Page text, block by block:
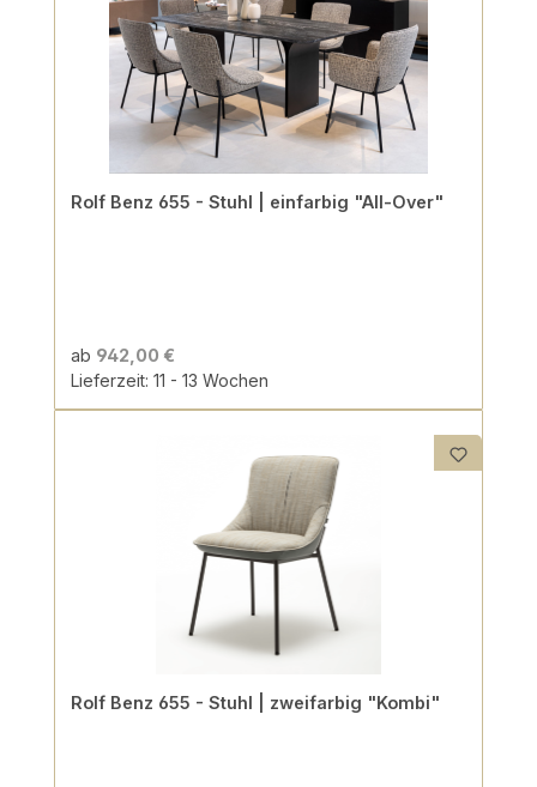
Rolf Benz 655 - Stuhl | einfarbig "All-Over"
ab 942,00 €
Lieferzeit: 11 - 13 Wochen
Rolf Benz 655 - Stuhl | zweifarbig "Kombi"